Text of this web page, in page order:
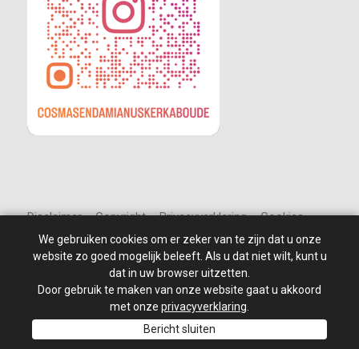
Disclaimer – Copyright – Privacyverklaring – Cookies
© 2010 - 2026 St Jan de Doper – Alle rechten voorbehouden.
Site ontwikkeld door: PixelBroeder - Website realisatie door
MKSHOP
We gebruiken cookies om er zeker van te zijn dat u onze
website zo goed mogelijk beleeft. Als u dat niet wilt, kunt u
dat in uw browser uitzetten.
Door gebruik te maken van onze website gaat u akkoord
met onze privacyverklaring
Bericht sluiten